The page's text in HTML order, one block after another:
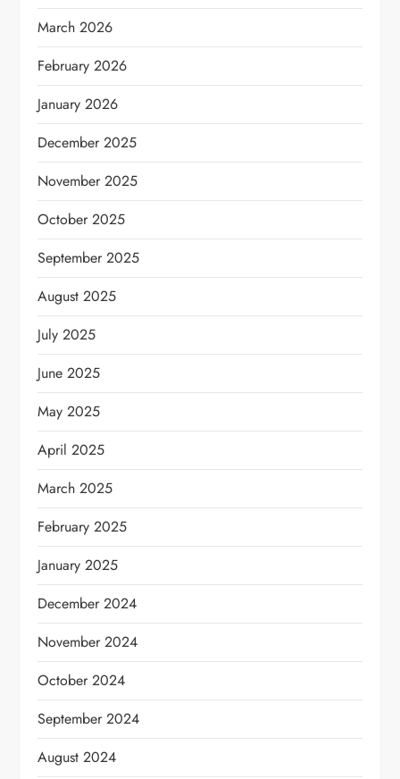
March 2026
February 2026
January 2026
December 2025
November 2025
October 2025
September 2025
August 2025
July 2025
June 2025
May 2025
April 2025
March 2025
February 2025
January 2025
December 2024
November 2024
October 2024
September 2024
August 2024